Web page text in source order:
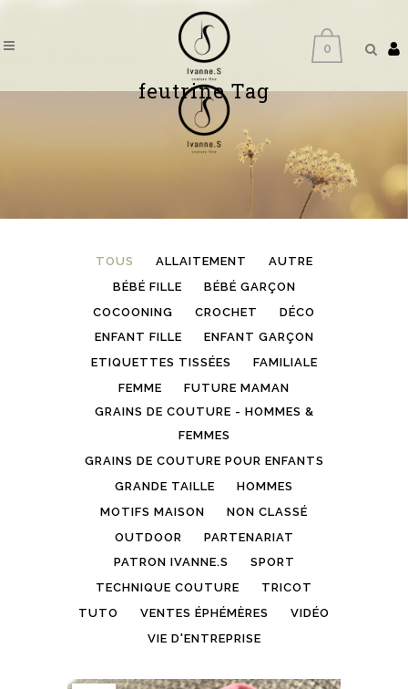
0
feutrine Tag
TOUS ALLAITEMENT
AUTRE
BÉBÉ FILLE
BÉBÉ GARÇON
COCOONING
CROCHET
DÉCO
ENFANT FILLE
ENFANT GARÇON
ETIQUETTES TISSÉES
FAMILIALE
FEMME
FUTURE MAMAN
GRAINS DE COUTURE - HOMMES &
FEMMES
GRAINS DE COUTURE POUR ENFANTS
GRANDE TAILLE
HOMMES
MOTIFS MAISON
NON CLASSÉ
OUTDOOR
PARTENARIAT
PATRON IVANNE.S
SPORT
TECHNIQUE COUTURE
TRICOT
TUTO
VENTES ÉPHÉMÈRES
VIDÉO
VIE D'ENTREPRISE